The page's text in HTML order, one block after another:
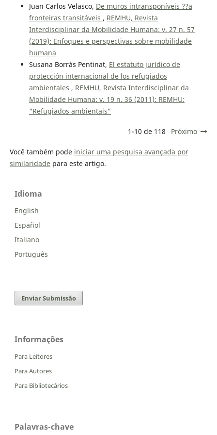
Juan Carlos Velasco, De muros intransponíveis ??a
fronteiras transitáveis , REMHU, Revista
Interdisciplinar da Mobilidade Humana: v. 27 n. 57
(2019): Enfoques e perspectivas sobre mobilidade
humana
Susana Borràs Pentinat, El estatuto jurídico de
protección internacional de los refugiados
ambientales , REMHU, Revista Interdisciplinar da
Mobilidade Humana: v. 19 n. 36 (2011): REMHU:
"Refugiados ambientais"
1-10 de 118 Próximo
Você também pode iniciar uma pesquisa avançada por
similaridadepara este artigo.
Idioma
English
Español
Italiano
Português
Enviar Submissão
Informações
Para Leitores
Para Autores
Para Bibliotecários
Palavras-chave